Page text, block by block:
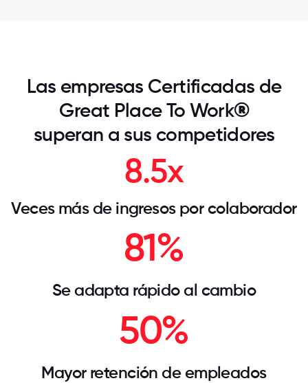
Las empresas Certificadas de
Great Place To Work®
superan a sus competidores
8.5x
Veces más de ingresos por colaborador
81%
Se adapta rápido al cambio
50%
Mayor retención de empleados